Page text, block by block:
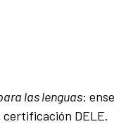
las lenguas:
certificación DELE.